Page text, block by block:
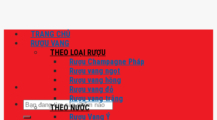
Tìm
kiếm:
TRANG CHỦ
RƯỢU VANG
THEO LOẠI RƯỢU
Rượu Champagne Pháp
Rượu vang ngọt
Rượu vang hồng
Rượu vang đỏ
Rượu vang trắng
THEO NƯỚC
Rượu Vang Ý